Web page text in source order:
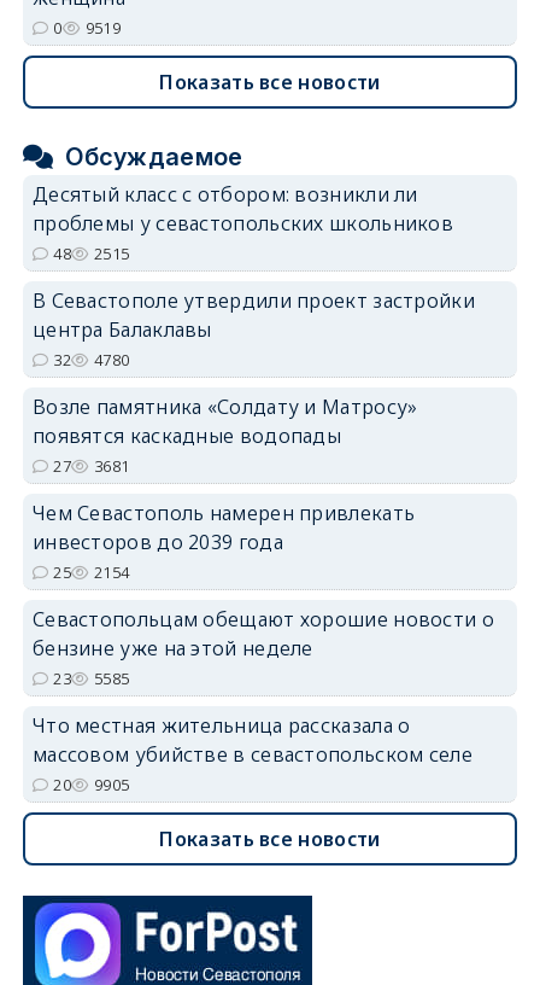
0 9519
Показать все новости
Обсуждаемое
Десятый класс с отбором: возникли ли
проблемы у севастопольских школьников
48 2515
В Севастополе утвердили проект застройки
центра Балаклавы
32 4780
Возле памятника «Солдату и Матросу»
появятся каскадные водопады
27 3681
Чем Севастополь намерен привлекать
инвесторов до 2039 года
25 2154
Севастопольцам обещают хорошие новости о
бензине уже на этой неделе
23 5585
Что местная жительница рассказала о
массовом убийстве в севастопольском селе
20 9905
Показать все новости